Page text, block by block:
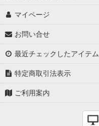
マイページ
お問い合せ
最近チェックしたアイテム
特定商取引法表示
ご利用案内